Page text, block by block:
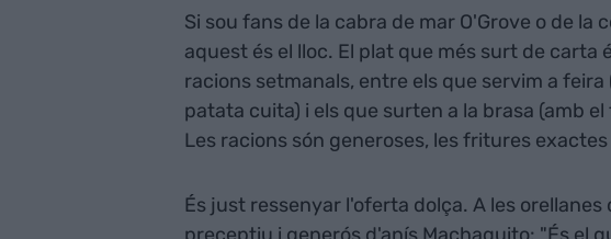
Si sou fans de la cabra de mar O'Grove o de
aquest és el lloc. El plat que més surt de carta
racions setmanals, entre els que servim a
patata cuita) i els que surten a la brasa (amb
Les racions són generoses, les fritures
És just ressenyar l'oferta dolça. A les